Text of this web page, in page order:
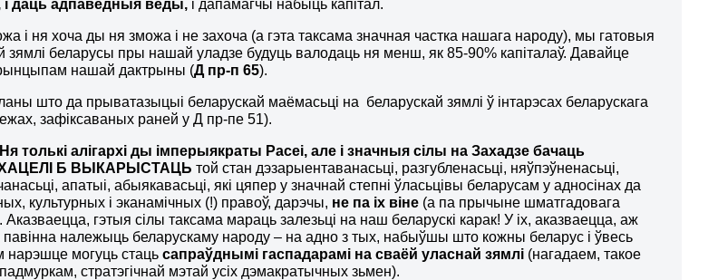
даць адпаведныя веды, і дапамагчы набыць капітал.
і ня хоча ды ня зможа і не захоча (а гэта таксама значная частка нашага народу), мы гатовыя
зямлі беларусы пры нашай уладзе будуць валодаць ня менш, як 85-90% капіталаў. Давайце
нашай дактрыны (Д пр-п 65).
што да прыватазыцыі беларускай маёмасьці на беларускай зямлі ў інтарэсах беларускага
зафіксаваных раней у Д пр-пе 51).
Ня толькі алігархі ды імперыякраты Расеі, але і значныя сілы на Захадзе бачаць
Б ВЫКАРЫСТАЦЬ той стан дэзарыентаванасьці, разгубленасьці, няўпэўненасьці,
апатыі, абыякавасьці, які цяпер у значнай степні ўласьцівы беларусам у адносінах да
культурных і эканамічных (!) правоў, дарэчы, не па іх віне (а па прычыне шматгадовага
Аказваецца, гэтыя сілы таксама мараць залезьці на наш беларускі карак! У іх, аказваецца, аж
павінна належыць беларускаму народу – на адно з тых, набыўшы што кожны беларус і ўвесь
нарэшце могуць стацьсапраўднымі гаспадарамі на сваёй уласнай зямлі (нагадаем, такое
стратэгічнай мэтай усіх дэмакратычных зьмен).